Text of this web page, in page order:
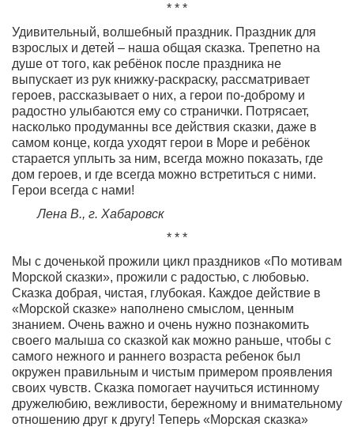
* * *
Удивительный, волшебный праздник. Праздник для
взрослых и детей – наша общая сказка. Трепетно на
душе от того, как ребёнок после праздника не
выпускает из рук книжку-раскраску, рассматривает
героев, рассказывает о них, а герои по-доброму и
радостно улыбаются ему со странички. Потрясает,
насколько продуманны все действия сказки, даже в
самом конце, когда уходят герои в Море и ребёнок
старается уплыть за ним, всегда можно показать, где
дом героев, и где всегда можно встретиться с ними.
Герои всегда с нами!
Лена В., г. Хабаровск
* * *
Мы с доченькой прожили цикл праздников «По мотивам
Морской сказки», прожили с радостью, с любовью.
Сказка добрая, чистая, глубокая. Каждое действие в
«Морской сказке» наполнено смыслом, ценным
знанием. Очень важно и очень нужно познакомить
своего малыша со сказкой как можно раньше, чтобы с
самого нежного и раннего возраста ребенок был
окружен правильным и чистым примером проявления
своих чувств. Сказка помогает научиться истинному
дружелюбию, вежливости, бережному и внимательному
отношению друг к другу! Теперь «Морская сказка»